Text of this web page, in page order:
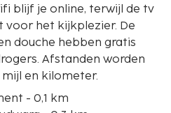
blijf je online, terwijl de tv
voor het kijkplezier. De
douche hebben gratis
Afstanden worden
en kilometer.
- 0,1 km